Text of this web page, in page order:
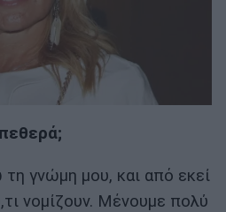
γνώμη μου, και από εκεί
νομίζουν. Μένουμε πολύ